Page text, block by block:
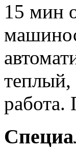
15 мин
теплый,
работа.